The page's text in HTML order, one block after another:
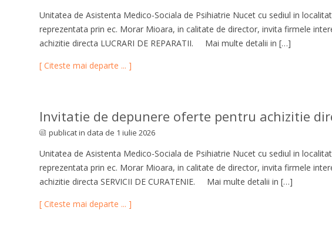
Unitatea de Asistenta Medico-Sociala de Psihiatrie Nucet cu sediul in
reprezentata prin ec. Morar Mioara, in calitate de director, invita firmele
achizitie directa LUCRARI DE REPARATII. Mai multe detalii in […]
[ Citeste mai departe ... ]
Invitatie de depunere oferte pentru achizitie
publicat in data de 1 iulie 2026
Unitatea de Asistenta Medico-Sociala de Psihiatrie Nucet cu sediul in
reprezentata prin ec. Morar Mioara, in calitate de director, invita firmele
achizitie directa SERVICII DE CURATENIE. Mai multe detalii in […]
[ Citeste mai departe ... ]